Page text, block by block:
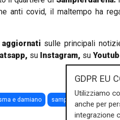
anti covid, il maltempo ha
sulle principali
su Instagram, su
e damiano sampierdarena
GDPR EU
Utilizziamo
anche per
integrazione